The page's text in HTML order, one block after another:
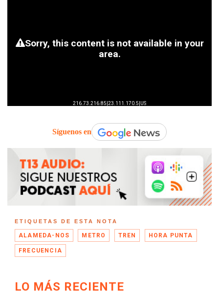
Síguenos en
ETIQUETAS DE ESTA NOTA
ALAMEDA-NOS METRO TREN HORA PUNTA
FRECUENCIA
LO MÁS RECIENTE